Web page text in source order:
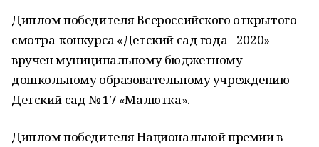
Диплом победителя Всероссийского открытого
смотра-конкурса «Детский сад года - 2020»
вручен муниципальному бюджетному
дошкольному образовательному учреждению
Детский сад № 17 «Малютка».
Диплом победителя Национальной премии в